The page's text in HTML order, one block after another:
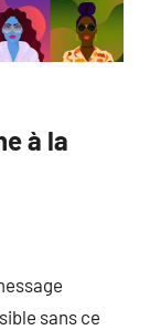
à la
sans ce